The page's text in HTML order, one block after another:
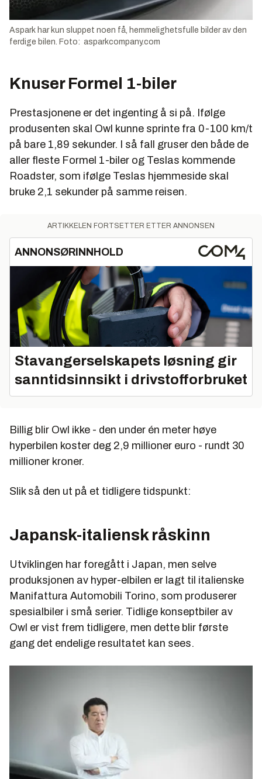
Aspark har kun sluppet noen få, hemmelighetsfulle bilder av den
ferdige bilen. Foto: asparkcompany.com
Knuser Formel 1-biler
Prestasjonene er det ingenting å si på. Ifølge
produsenten skal Owl kunne sprinte fra 0-100 km/t
på bare 1,89 sekunder. I så fall gruser den både de
aller fleste Formel 1-biler og Teslas kommende
Roadster, som ifølge Teslas hjemmeside skal
bruke 2,1 sekunder på samme reisen.
ARTIKKELEN FORTSETTER ETTER ANNONSEN
ANNONSØRINNHOLD
Stavangerselskapets løsning gir
sanntidsinnsikt i drivstofforbruket
Billig blir Owl ikke - den under én meter høye
hyperbilen koster deg 2,9 millioner euro - rundt 30
millioner kroner.
Slik så den ut på et tidligere tidspunkt:
Japansk-italiensk råskinn
Utviklingen har foregått i Japan, men selve
produksjonen av hyper-elbilen er lagt til italienske
Manifattura Automobili Torino, som produserer
spesialbiler i små serier. Tidlige konseptbiler av
Owl er vist frem tidligere, men dette blir første
gang det endelige resultatet kan sees.